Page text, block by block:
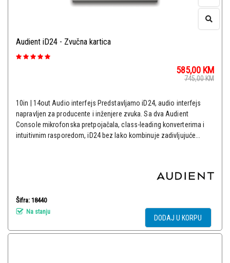
Audient iD24 - Zvučna kartica
585,00 KM
745,00KM
10in | 14out Audio interfejs Predstavljamo iD24, audio interfejs
napravljen za producente i inženjere zvuka. Sa dva Audient
Console mikrofonska pretpojačala, class-leading konverterima i
intuitivnim rasporedom, iD24 bez lako kombinuje zadivljujuće...
Šifra: 18440
Na stanju
DODAJ U KORPU